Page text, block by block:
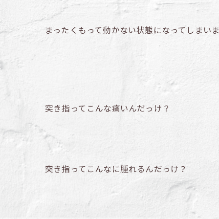
まったくもって動かない状態になってしまい
突き指ってこんな痛いんだっけ？
突き指ってこんなに腫れるんだっけ？